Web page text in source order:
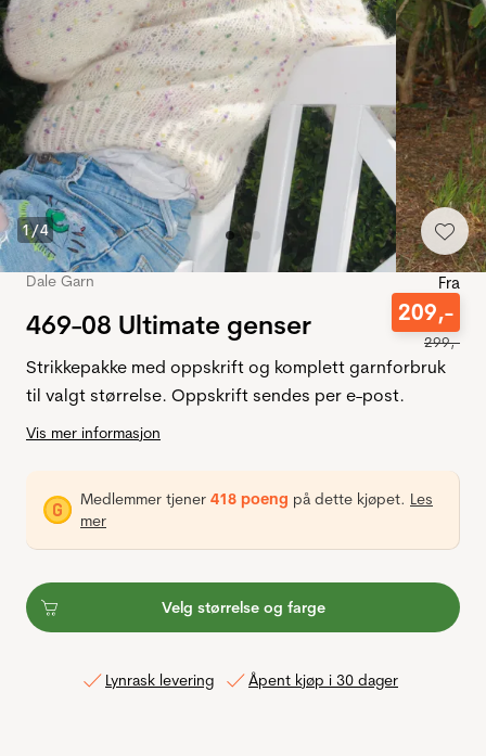
1/4
Dale Garn
469-08 Ultimate genser
Fra
209,-
299,-
Strikkepakke med oppskrift og komplett garnforbruk
til valgt størrelse. Oppskrift sendes per e-post.
Vis mer informasjon
Medlemmer tjener 418 poeng på dette kjøpet. Les
mer
Velg størrelse og farge
Lynrask levering Åpent kjøp i 30 dager